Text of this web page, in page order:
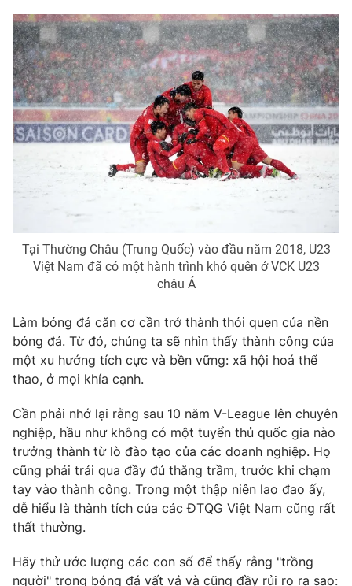
Hitech Công nghệ tương lai
Sản phẩm
Thị trường
Tư vấn
Giao lưu trực tuyến
Lịch phát sóng
Chuyên mục khác
Emagazine Podcast
Infographic
Video Shorts video
VTV Sức khoẻ Bất động sản
VTV4 Vươn mình bằng AI
VTV9 VTV8
Liên hệ tòa soạn
Tại Thường Châu (Trung Quốc) vào đầu năm 2018, U23
Việt Nam đã có một hành trình khó quên ở VCK U23
châu Á
Làm bóng đá căn cơ cần trở thành thói quen của nền
bóng đá. Từ đó, chúng ta sẽ nhìn thấy thành công của
một xu hướng tích cực và bền vững: xã hội hoá thể
thao, ở mọi khía cạnh.
Cần phải nhớ lại rằng sau 10 năm V-League lên chuyên
nghiệp, hầu như không có một tuyển thủ quốc gia nào
trưởng thành từ lò đào tạo của các doanh nghiệp. Họ
cũng phải trải qua đầy đủ thăng trầm, trước khi chạm
tay vào thành công. Trong một thập niên lao đao ấy,
dễ hiểu là thành tích của các ĐTQG Việt Nam cũng rất
thất thường.
Hãy thử ước lượng các con số để thấy rằng "trồng
người" trong bóng đá vất vả và cũng đầy rủi ro ra sao: